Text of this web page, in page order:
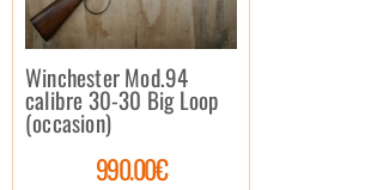
Winchester Mod.94
calibre 30-30 Big Loop
(occasion)
990.00€